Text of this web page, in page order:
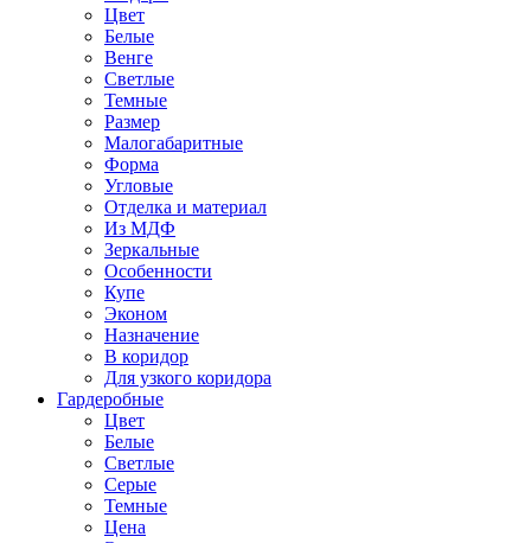
Цвет
Белые
Венге
Светлые
Темные
Размер
Малогабаритные
Форма
Угловые
Отделка и материал
Из МДФ
Зеркальные
Особенности
Купе
Эконом
Назначение
В коридор
Для узкого коридора
Гардеробные
Цвет
Белые
Светлые
Серые
Темные
Цена